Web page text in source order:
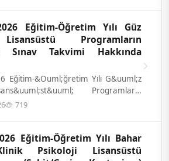
Eğitim-Öğretim Yılı Güz
Programların
Sınav Takvimi Hakkında
Eğitim-&Ouml;ğretim Yılı G&uuml;z
Programların
Sınav Takvimleri ek...
719
Eğitim-Öğretim Yılı Bahar
Psikoloji Lisansüstü